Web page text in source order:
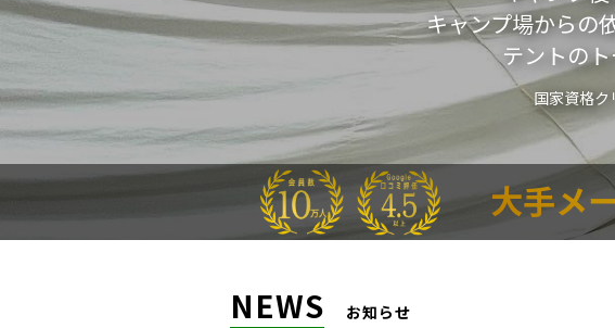
キャンプ場からの
テントの
国家資格ク
大手メ
NEWS お知らせ